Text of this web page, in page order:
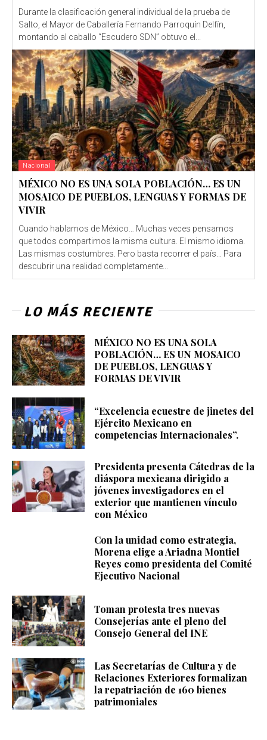
Durante la clasificación general individual de la prueba de
Salto, el Mayor de Caballería Fernando Parroquín Delfín,
montando al caballo “Escudero SDN” obtuvo el...
Nacional
MÉXICO NO ES UNA SOLA POBLACIÓN… ES UN
MOSAICO DE PUEBLOS, LENGUAS Y FORMAS DE
VIVIR
Cuando hablamos de México… Muchas veces pensamos
que todos compartimos la misma cultura. El mismo idioma.
Las mismas costumbres. Pero basta recorrer el país… Para
descubrir una realidad completamente...
LO MÁS RECIENTE
MÉXICO NO ES UNA SOLA
POBLACIÓN… ES UN MOSAICO
DE PUEBLOS, LENGUAS Y
FORMAS DE VIVIR
“Excelencia ecuestre de jinetes del
Ejército Mexicano en
competencias Internacionales”.
Presidenta presenta Cátedras de la
diáspora mexicana dirigido a
jóvenes investigadores en el
exterior que mantienen vínculo
con México
Con la unidad como estrategia,
Morena elige a Ariadna Montiel
Reyes como presidenta del Comité
Ejecutivo Nacional
Toman protesta tres nuevas
Consejerías ante el pleno del
Consejo General del INE
Las Secretarías de Cultura y de
Relaciones Exteriores formalizan
la repatriación de 160 bienes
patrimoniales